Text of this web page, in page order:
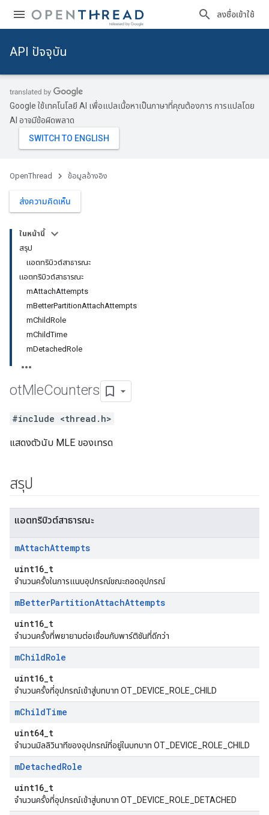
ลงชื่อเข้าใช้
API ปัจจุบัน
Google ใช้เทคโนโลยี AI เพื่อแปลเนื้อหาเป็นภาษาที่คุณต้องการ การแปลโดย
AI อาจมีข้อผิดพลาด
OpenThread ข้อมูลอ้างอิง
ส่งความคิดเห็น
ในหน้านี้
สรุป
แอตทริบิวต์สาธารณะ
แอตทริบิวต์สาธารณะ
mAttachAttempts
mBetterPartitionAttachAttempts
mChildRole
mChildTime
mDetachedRole
otMleCounters
#include <thread.h>
แสดงตัวนับ MLE ของเทรด
สรุป
แอตทริบิวต์สาธารณะ
mAttachAttempts
uint16_t
จำนวนครั้งในการแนบอุปกรณ์ขณะถอดอุปกรณ์
mBetterPartitionAttachAttempts
uint16_t
จำนวนครั้งที่พยายามต่อเชื่อมกับพาร์ติชันที่ดีกว่า
mChildRole
uint16_t
จำนวนครั้งที่อุปกรณ์เข้าสู่บทบาท OT_DEVICE_ROLE_CHILD
mChildTime
uint64_t
จำนวนมิลลิวินาทีของอุปกรณ์ที่อยู่ในบทบาท OT_DEVICE_ROLE_CHILD
mDetachedRole
uint16_t
จำนวนครั้งที่อุปกรณ์เข้าสู่บทบาท OT_DEVICE_ROLE_DETACHED